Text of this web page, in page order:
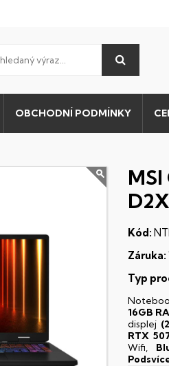
OBCHODNÍ PODMÍNKY
MSI
Kód:
Záruka:
Typ
16GB
displej
RTX
Wifi,